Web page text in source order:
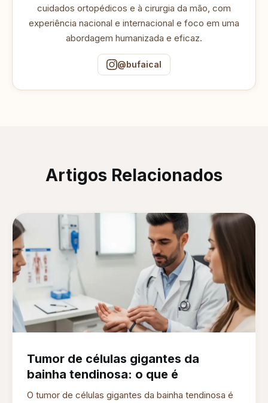
cuidados ortopédicos e à cirurgia da mão, com
experiência nacional e internacional e foco em uma
abordagem humanizada e eficaz.
@bufaical
Artigos Relacionados
Tumor de células gigantes da
bainha tendinosa: o que é
O tumor de células gigantes da bainha tendinosa é